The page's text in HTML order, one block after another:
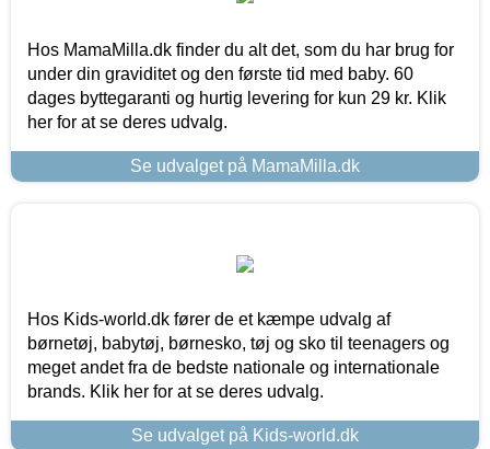
Hos MamaMilla.dk finder du alt det, som du har brug for
under din graviditet og den første tid med baby. 60
dages byttegaranti og hurtig levering for kun 29 kr. Klik
her for at se deres udvalg.
Se udvalget på MamaMilla.dk
Hos Kids-world.dk fører de et kæmpe udvalg af
børnetøj, babytøj, børnesko, tøj og sko til teenagers og
meget andet fra de bedste nationale og internationale
brands. Klik her for at se deres udvalg.
Se udvalget på Kids-world.dk